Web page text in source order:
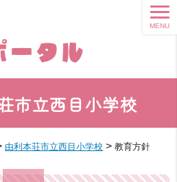
市立西目小学校
MENU
由利本荘市立西目小学校 >教育方針